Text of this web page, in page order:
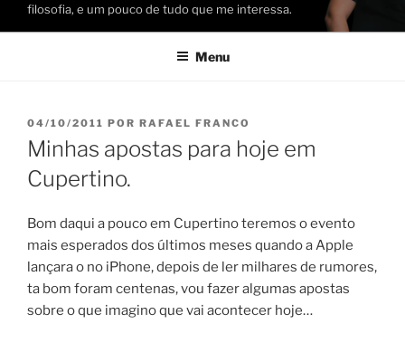
filosofia, e um pouco de tudo que me interessa.
Menu
PUBLICADO
EM
04/10/2011 POR RAFAEL FRANCO
Minhas apostas para hoje em
Cupertino.
Bom daqui a pouco em Cupertino teremos o evento
mais esperados dos últimos meses quando a Apple
lançara o no iPhone, depois de ler milhares de rumores,
ta bom foram centenas, vou fazer algumas apostas
sobre o que imagino que vai acontecer hoje…